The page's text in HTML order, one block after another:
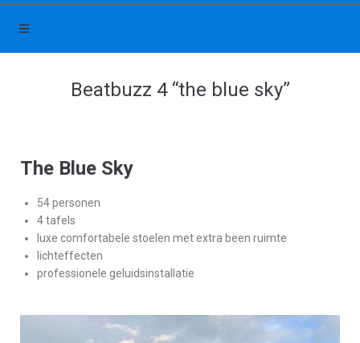
Beatbuzz 4 “the blue sky”
The Blue Sky
54 personen
4 tafels
luxe comfortabele stoelen met extra been ruimte
lichteffecten
professionele geluidsinstallatie